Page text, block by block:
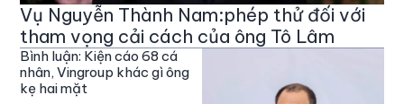
Vụ Nguyễn Thành Nam:phép thử đối với
tham vọng cải cách của ông Tô Lâm
Bình luận: Kiện cáo 68 cá
nhân, Vingroup khác gì ông
kẹ hai mặt